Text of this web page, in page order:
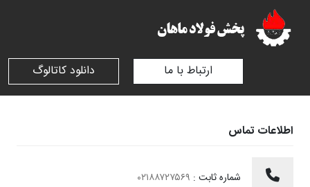
ارتباط با ما دانلود کاتالوگ
اطلاعات تماس
شماره ثابت :